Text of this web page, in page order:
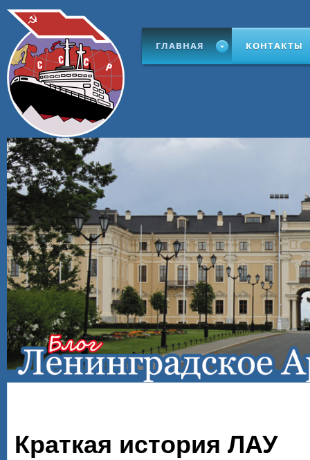
ГЛАВНАЯ КОНТАКТЫ
Краткая история ЛАУ